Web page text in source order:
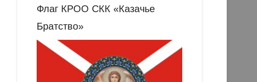
Флаг КРОО СКК «Казачье
Братство»